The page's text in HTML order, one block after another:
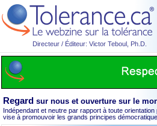
Directeur / Éditeur: Victor Teboul, Ph.D.
Regard sur nous et ouverture sur le
Indépendant et neutre par rapport à toute
vise à promouvoir les grands principes